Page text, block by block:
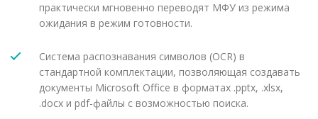
практически мгновенно переводят МФУ из режима
ожидания в режим готовности.
Система распознавания символов (OCR) в
стандартной комплектации, позволяющая создавать
документы Microsoft Office в форматах .pptx, .xlsx,
.docx и pdf-файлы с возможностью поиска.